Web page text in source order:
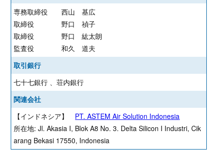
専務取締役 西山 基広
取締役 野口 禎子
取締役 野口 紘太朗
監査役 和久 道夫
取引銀行
七十七銀行 、荘内銀行
関連会社
【インドネシア】 PT. ASTEM Air Solution Indonesia
所在地: Jl. Akasia I, Blok A8 No. 3. Delta Silicon I Industri, Cik
arang Bekasi 17550, Indonesia